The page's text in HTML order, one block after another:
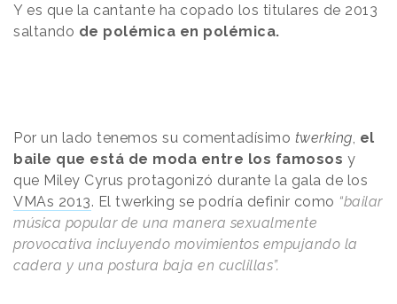
Y es que la cantante ha copado los titulares de 2013
saltando de polémica en polémica.
Por un lado tenemos su comentadísimo twerking el
baile que está de moda entre los famosos y
que Miley Cyrus protagonizó durante la gala de los
VMAs 2013. El twerking se podría definir como “bailar
música popular de una manera sexualmente
provocativa incluyendo movimientos empujando la
cadera y una postura baja en cuclillas”.